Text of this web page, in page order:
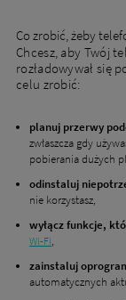
Co zrobić, żeby
Chcesz, aby Twój
rozładowywał się
celu zrobić:
planuj przerwy
zwłaszcza gdy
pobierania dużych
odinstaluj
nie korzystasz,
wyłącz funkcje,
Wi-Fi,
zainstaluj
automatycznych